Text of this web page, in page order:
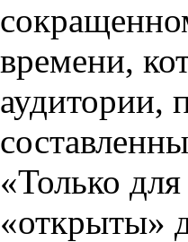
времени,
аудитории,
«Только
«открыты»